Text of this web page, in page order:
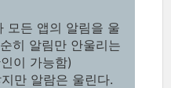
모든 앱의 알림을 울
히 알림만 안울리는
이 가능함)
만 알람은 울린다.